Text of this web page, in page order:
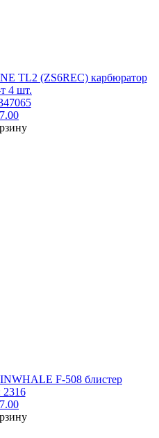
TL2 (ZS6REC) карбюратор
4 шт.
F-508 блистер
2316